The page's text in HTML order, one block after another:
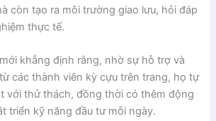
còn tạo ra môi trường giao lưu, hỏi đáp
thực tế.
khẳng định rằng, nhờ sự hỗ trợ và
các thành viên kỳ cựu trên trang, họ tự
với thử thách, đồng thời có thêm động
triển kỹ năng đầu tư mỗi ngày.